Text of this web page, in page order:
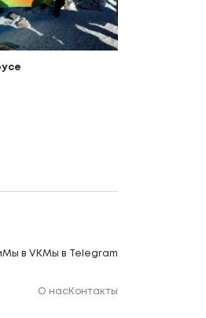
Мы в VKМы в Telegram
О насКонтакты